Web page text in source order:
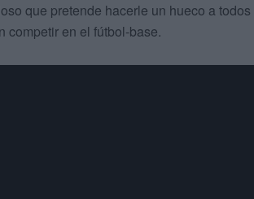
que pretende hacerle un hueco a
competir en el fútbol-base.